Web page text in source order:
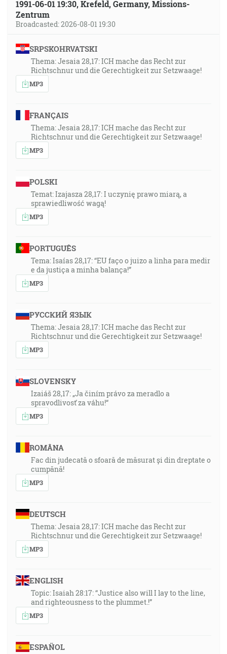
1991-06-01 19:30, Krefeld, Germany, Missions-
Zentrum
Broadcasted: 2026-08-01 19:30
SRPSKOHRVATSKI
Thema: Jesaia 28,17: ICH mache das Recht zur
Richtschnur und die Gerechtigkeit zur Setzwaage!
MP3
FRANÇAIS
Thema: Jesaia 28,17: ICH mache das Recht zur
Richtschnur und die Gerechtigkeit zur Setzwaage!
MP3
POLSKI
Temat: Izajasza 28,17: I uczynię prawo miarą, a
sprawiedliwość wagą!
MP3
PORTUGUÊS
Tema: Isaías 28,17: “EU faço o juizo a linha para medir
e da justiça a minha balança!”
MP3
РУССКИЙ ЯЗЫК
Thema: Jesaia 28,17: ICH mache das Recht zur
Richtschnur und die Gerechtigkeit zur Setzwaage!
MP3
SLOVENSKY
Izaiáš 28,17: „Ja činím právo za meradlo a
spravodlivosť za váhu!“
MP3
ROMÂNA
Fac din judecată o sfoară de măsurat și din dreptate o
cumpănă!
MP3
DEUTSCH
Thema: Jesaia 28,17: ICH mache das Recht zur
Richtschnur und die Gerechtigkeit zur Setzwaage!
MP3
ENGLISH
Topic: Isaiah 28:17: “Justice also will I lay to the line,
and righteousness to the plummet.!”
MP3
ESPAÑOL